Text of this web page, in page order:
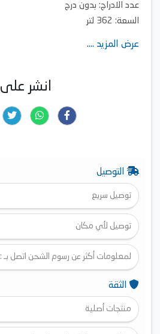
عدد الادراج: بدون درج
السعة: 362 لتر
عرض المزيد ....
انشر على
التوصيل
توصيل سريع
توصيل لأي مكان
لمعلومات أكثر عن رسوم الشحن اتصل بـ : 01116828111
الثقة
منتجات أصلية